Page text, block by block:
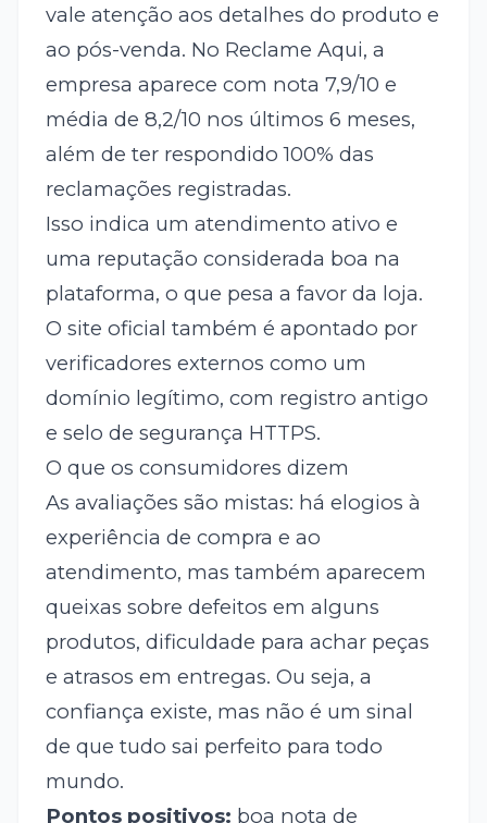
vale atenção aos detalhes do produto e
ao pós-venda. No Reclame Aqui, a
empresa aparece com nota 7,9/10 e
média de 8,2/10 nos últimos 6 meses,
além de ter respondido 100% das
reclamações registradas.
Isso indica um atendimento ativo e
uma reputação considerada boa na
plataforma, o que pesa a favor da loja.
O site oficial também é apontado por
verificadores externos como um
domínio legítimo, com registro antigo
e selo de segurança HTTPS.
O que os consumidores dizem
As avaliações são mistas: há elogios à
experiência de compra e ao
atendimento, mas também aparecem
queixas sobre defeitos em alguns
produtos, dificuldade para achar peças
e atrasos em entregas. Ou seja, a
confiança existe, mas não é um sinal
de que tudo sai perfeito para todo
mundo.
Pontos positivos: boa nota de